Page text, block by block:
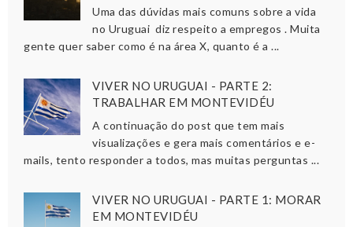
Uma das dúvidas mais comuns sobre a vida
no Uruguai diz respeito a empregos . Muita
gente quer saber como é na área X, quanto é a ...
VIVER NO URUGUAI - PARTE 2:
TRABALHAR EM MONTEVIDÉU
A continuação do post que tem mais
visualizações e gera mais comentários e e-
mails, tento responder a todos, mas muitas perguntas ...
VIVER NO URUGUAI - PARTE 1: MORAR
EM MONTEVIDÉU